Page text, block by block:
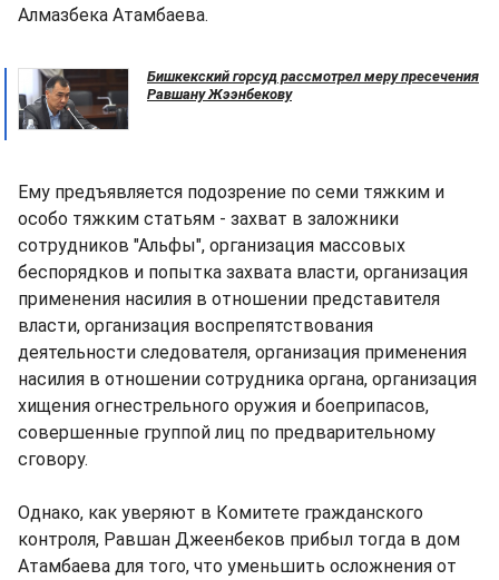
Алмазбека Атамбаева.
Бишкекский горсуд рассмотрел меру пресечения
Равшану Жээнбекову
Ему предъявляется подозрение по семи тяжким и
особо тяжким статьям - захват в заложники
сотрудников "Альфы", организация массовых
беспорядков и попытка захвата власти, организация
применения насилия в отношении представителя
власти, организация воспрепятствования
деятельности следователя, организация применения
насилия в отношении сотрудника органа, организация
хищения огнестрельного оружия и боеприпасов,
совершенные группой лиц по предварительному
сговору.
Однако, как уверяют в Комитете гражданского
контроля, Равшан Джеенбеков прибыл тогда в дом
Атамбаева для того, что уменьшить осложнения от